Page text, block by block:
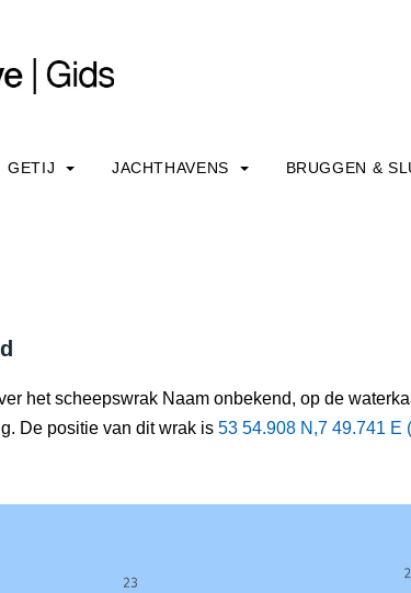
GETIJ JACHTHAVENS BRUGGEN &
het scheepswrak Naam onbekend, op de
De positie van dit wrak is 53 54.908 N,7 49.741 E